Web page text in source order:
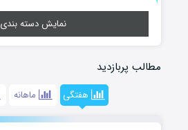
نمایش دسته بندی
مطالب پربازدید
هفتگی ماهانه